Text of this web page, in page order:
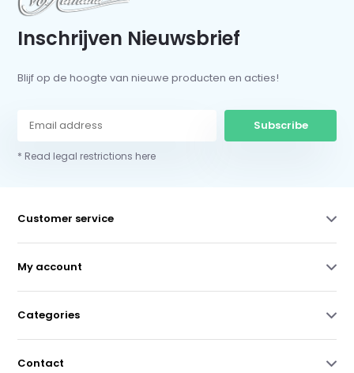
Inschrijven Nieuwsbrief
Blijf op de hoogte van nieuwe producten en acties!
Subscribe
* Read legal restrictions here
Customer service
My account
Categories
Contact